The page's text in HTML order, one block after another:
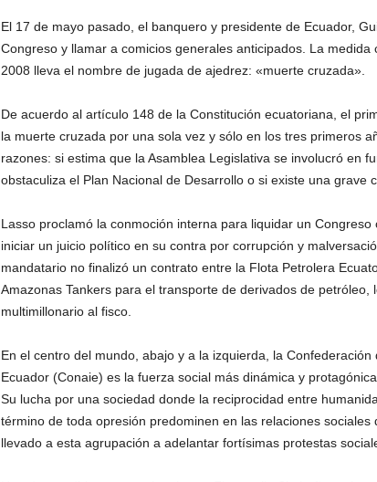
El 17 de mayo pasado, el banquero y presidente de Ecuador,
Congreso y llamar a comicios generales anticipados. La
2008 lleva el nombre de jugada de ajedrez: «muerte cruzada».
De acuerdo al artículo 148 de la Constitución ecuatoriana, el
la muerte cruzada por una sola vez y sólo en los tres primeros
razones: si estima que la Asamblea Legislativa se involucró en
obstaculiza el Plan Nacional de Desarrollo o si existe una grave
Lasso proclamó la conmoción interna para liquidar un
iniciar un juicio político en su contra por corrupción y
mandatario no finalizó un contrato entre la Flota Petrolera
Amazonas Tankers para el transporte de derivados de petróleo,
multimillonario al fisco.
En el centro del mundo, abajo y a la izquierda, la
Ecuador (Conaie) es la fuerza social más dinámica y
Su lucha por una sociedad donde la reciprocidad entre
término de toda opresión predominen en las relaciones sociales
llevado a esta agrupación a adelantar fortísimas protestas